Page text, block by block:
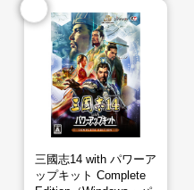
三國志14 with パワーア
ップキット Complete